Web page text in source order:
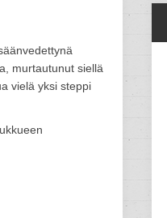
murtautunut siellä
vielä yksi steppi